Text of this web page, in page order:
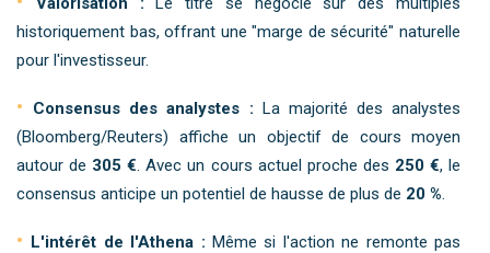
historiquement bas, offrant une "marge de sécurité" naturelle
pour l'investisseur.
Consensus des analystes : La majorité des analystes
(Bloomberg/Reuters) affiche un objectif de cours moyen
autour de 305 €. Avec un cours actuel proche des 250 €, le
consensus anticipe un potentiel de hausse de plus de 20 %.
L'intérêt de l'Athena : Même si l'action ne remonte pas